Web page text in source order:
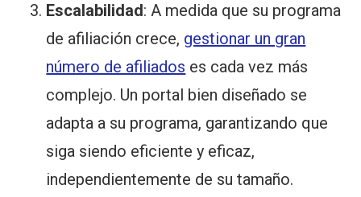
Escalabilidad: A medida que su programa
de afiliación crece, gestionar un gran
número de afiliados es cada vez más
complejo. Un portal bien diseñado se
adapta a su programa, garantizando que
siga siendo eficiente y eficaz,
independientemente de su tamaño.